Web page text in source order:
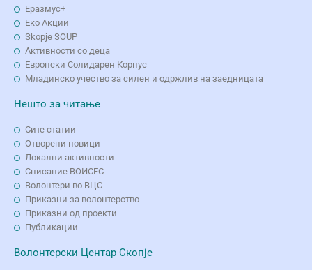
Еразмус+
Еко Aкции
Skopje SOUP
Активности со деца
Европски Солидарен Корпус
Младинско учество за силен и одржлив на заедницата
Нешто за читање
Сите статии
Отворени повици
Локални активности
Списание ВОИСЕС
Волонтери во ВЦС
Приказни за волонтерство
Приказни од проекти
Публикации
Волонтерски Центар Скопје